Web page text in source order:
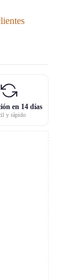
en 14 días
y rápido